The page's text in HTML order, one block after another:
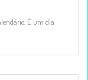
É um dia